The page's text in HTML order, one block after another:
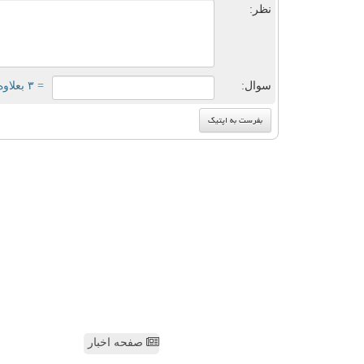
نظر:
سوال: = ۳ بعلاوه ۱
صفحه اخبار